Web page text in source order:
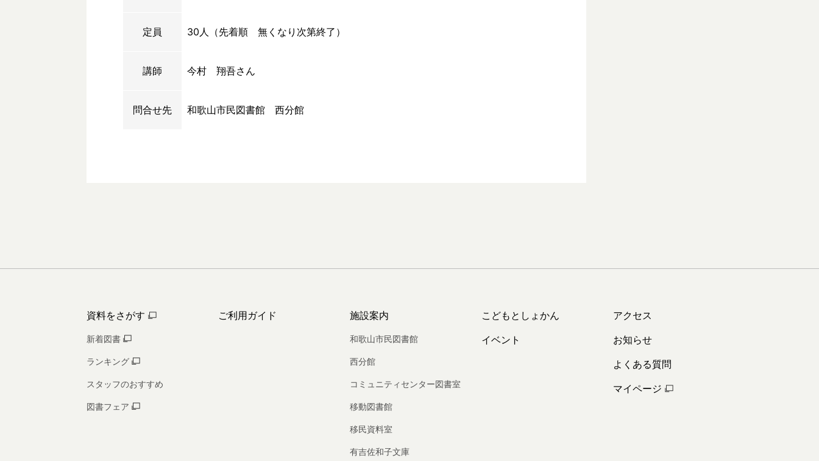
定員 30人（先着順 無くなり次第終了）
講師 今村 翔吾さん
問合せ先 和歌山市民図書館 西分館
資料をさがす
新着図書
ランキング
スタッフのおすすめ
図書フェア
ご利用ガイド 施設案内
和歌山市民図書館
西分館
コミュニティセンター図書室
移動図書館
移民資料室
有吉佐和子文庫
こどもとしょかん
イベント
アクセス
お知らせ
よくある質問
マイページ